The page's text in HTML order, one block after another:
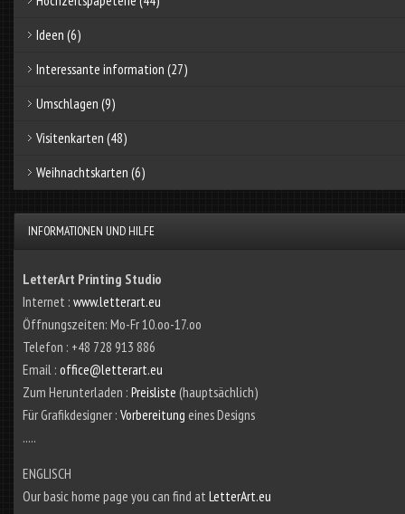
Ideen (6)
Interessante information (27)
Umschlagen (9)
Visitenkarten (48)
Weihnachtskarten (6)
INFORMATIONEN UND HILFE
LetterArt Printing Studio
Internet : www.letterart.eu
Öffnungszeiten: Mo-Fr 10.oo-17.oo
Telefon : +48 728 913 886
Email : office@letterart.eu
Zum Herunterladen : Preisliste (hauptsächlich)
Für Grafikdesigner : Vorbereitung eines Designs
.....
ENGLISCH
Our basic home page you can find at LetterArt.eu